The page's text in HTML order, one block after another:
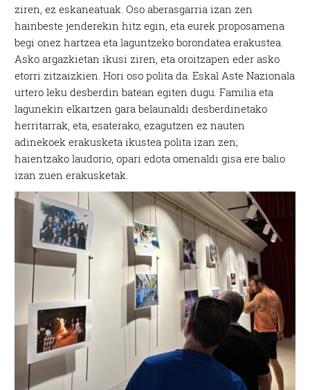
ziren, ez eskaneatuak. Oso aberasgarria izan zen
hainbeste jenderekin hitz egin, eta eurek proposamena
begi onez hartzea eta laguntzeko borondatea erakustea.
Asko argazkietan ikusi ziren, eta oroitzapen eder asko
etorri zitzaizkien. Hori oso polita da. Eskal Aste Nazionala
urtero leku desberdin batean egiten dugu. Familia eta
lagunekin elkartzen gara belaunaldi desberdinetako
herritarrak, eta, esaterako, ezagutzen ez nauten
adinekoek erakusketa ikustea polita izan zen;
haientzako laudorio, opari edota omenaldi gisa ere balio
izan zuen erakusketak.